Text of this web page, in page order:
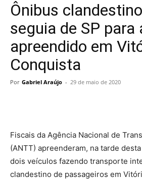
Ônibus
seguia de SP para
apreendido em
Conquista
Por Gabriel Araújo - 29 de maio de 2020
Fiscais da Agência Nacional de
(ANTT) apreenderam, na tarde
dois veículos fazendo transporte
clandestino de passageiros em